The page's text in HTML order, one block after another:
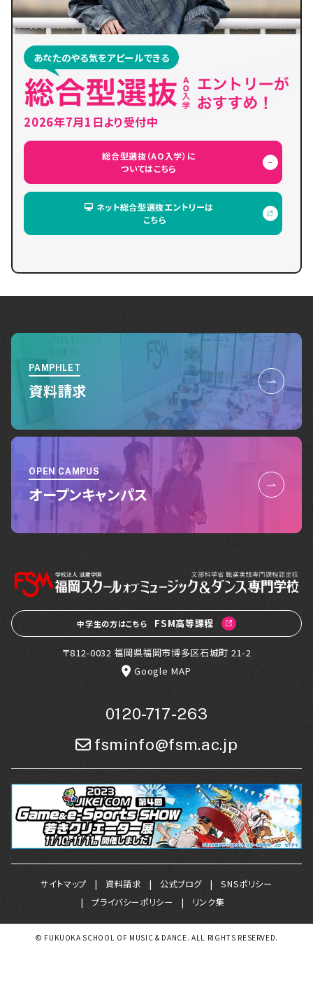
あなたのやる気をアピールできる
2026年7月1日より受付中
総合型選抜（AO入学）に
ついてはこちら
ネット総合型選抜エントリーは
こちら
PAMPHLET
資料請求
OPEN CAMPUS
オープンキャンパス
中学生の方はこちら FSM高等課程
〒812-0032 福岡県福岡市博多区石城町 21-2
Google MAP
0120-717-263
fsminfo@fsm.ac.jp
サイトマップ 資料請求 公式ブログ
SNSポリシー
プライバシーポリシー
リンク集
© FUKUOKA SCHOOL OF MUSIC & DANCE. ALL RIGHTS RESERVED.